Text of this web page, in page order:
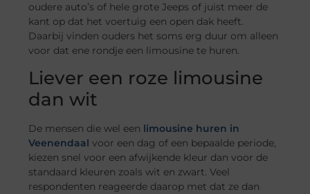
oudere auto’s of hele grote Jeeps of juist meer de
kant op dat het voertuig een open dak heeft.
Daarbij vinden ouders het soms erg duur om alleen
voor dat ene rondje een limousine te huren.
Liever een roze limousine
dan wit
De mensen die wel een limousine huren in
Veenendaal voor een dag of een bepaalde periode,
kiezen snel voor een afwijkende kleur dan voor de
standaard kleuren zoals wit en zwart. Veel
respondenten reageerde daarop met dat ze dan